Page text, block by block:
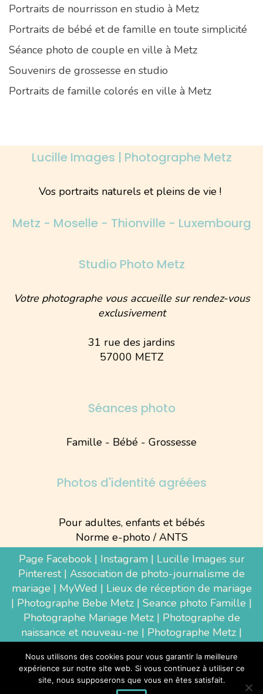
Portraits de nourrisson en studio à Metz
Portraits de bébé et de famille en toute simplicité
Séance photo de couple en ville à Metz
Souvenirs de grossesse en studio
Portraits de famille colorés en ville à Metz
Lucille Images | Photographe Metz
Vos portraits naturels et pleins de vie !
Metz - Moselle - Thionville - Luxembourg
Studio Photo Metz
Votre photographe vous accueille sur rendez-vous
exclusivement
31 rue des jardins
57000 METZ
Séances photo
Famille - Bébé - Grossesse
Photos d'identité agréées
Pour adultes, enfants et bébés
Norme e-photo / ANTS
Page Facebook| Instagram| Lucille Images sur
Pinterest| Association de photo-journalisme de
mariage | MyWed | Lieux de réception de mariage
| Photographe Bebe Metz | Seance photo Famille |
Photographe Mariage Metz| Photographe de
naissance et nouveau-ne | Photographe Metz |
Luxembourg|Photographe Thionville|
Photographe d'entreprise Metz
Nous utilisons des cookies pour vous garantir la meilleure
expérience sur notre site web. Si vous continuez à utiliser ce
site, nous supposerons que vous en êtes satisfait.